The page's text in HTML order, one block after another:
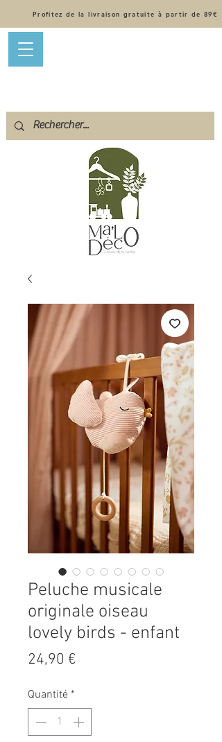
Profitez de la livraison gratuite à partir de 89€
Peluche musicale
originale oiseau
lovely birds - enfant
24,90 €
Quantité *